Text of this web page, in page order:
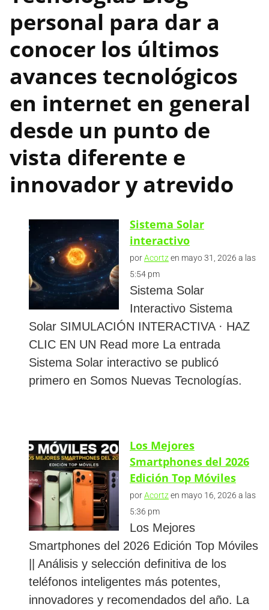
personal para dar a
conocer los últimos
avances tecnológicos
en internet en general
desde un punto de
vista diferente e
innovador y atrevido
Sistema Solar
interactivo
porAcortz en mayo 31, 2026 a las
5:54 pm
Sistema Solar
Interactivo Sistema
Solar SIMULACIÓN INTERACTIVA · HAZ
CLIC EN UN Read more La entrada
Sistema Solar interactivo se publicó
primero en Somos Nuevas Tecnologías.
Los Mejores
Smartphones del 2026
Edición Top Móviles
porAcortz en mayo 16, 2026 a las
5:36 pm
Los Mejores
Smartphones del 2026 Edición Top Móviles
|| Análisis y selección definitiva de los
teléfonos inteligentes más potentes,
innovadores y recomendados del año. La